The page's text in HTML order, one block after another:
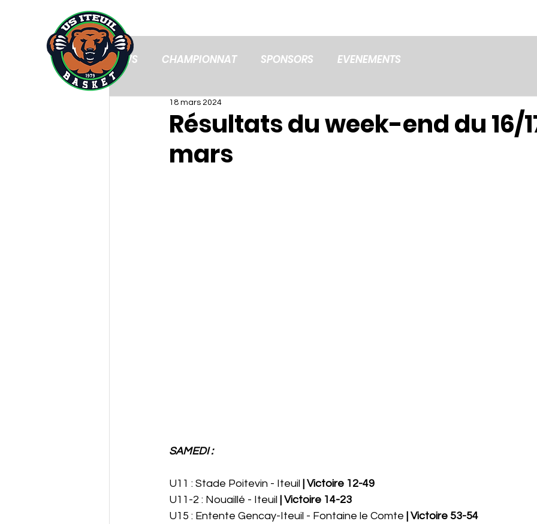
NEWS CHAMPIONNAT SPONSORS EVENEMENTS
Résultats du week-end du 16/
mars
18 mars 2024
SAMEDI :
U11 : Stade Poitevin - Iteuil
| Victoire 12-49
U11-2 : Nouaillé - Iteuil | Victoire 14-23
U15 : Entente Gencay-Iteuil - Fontaine le Comte | Victoire 53-54